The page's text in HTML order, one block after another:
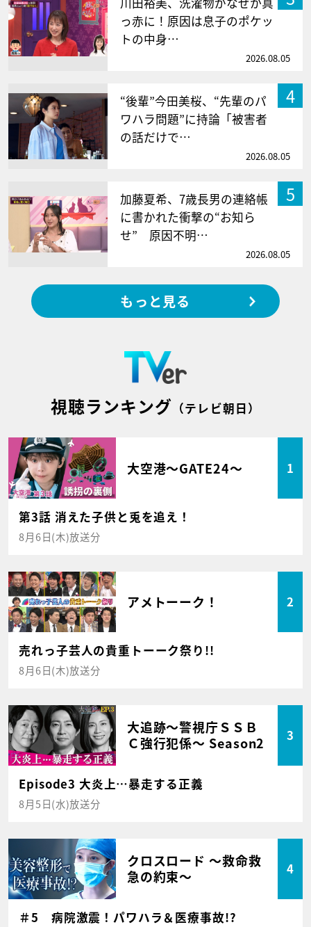
っ赤に！原因は息子のポケッ
トの中身…
2026.08.05
4
“後輩”今田美桜、“先輩のパ
ワハラ問題”に持論「被害者
の話だけで…
2026.08.05
5
加藤夏希、7歳長男の連絡帳
に書かれた衝撃の“お知ら
せ” 原因不明…
2026.08.05
もっと見る
視聴ランキング （テレビ朝日）
大空港～GATE24～ 1
第3話 消えた子供と兎を追え！
8月6日(木)放送分
アメトーーク！ 2
売れっ子芸人の貴重トーーク祭り!!
8月6日(木)放送分
大追跡～警視庁ＳＳＢ
Ｃ強行犯係～ Season2
3
Episode3 大炎上…暴走する正義
8月5日(水)放送分
クロスロード ～救命救
急の約束～
4
＃5 病院激震！パワハラ＆医療事故!?